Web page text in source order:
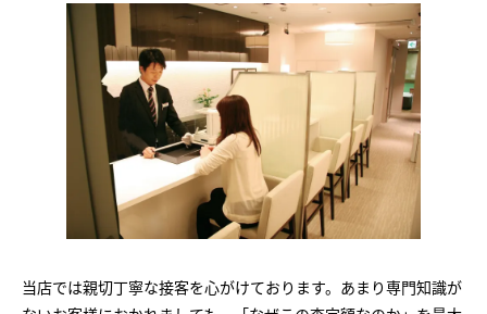
当店では親切丁寧な接客を心がけております。あまり専門知識が